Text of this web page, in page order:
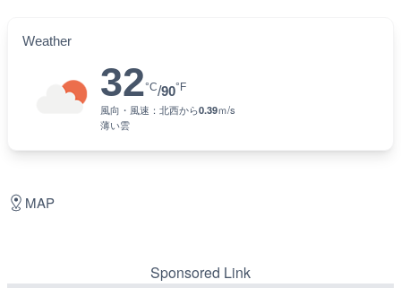
Weather
32°C/90°F
風向・風速： 北西から0.39ｍ/s
薄い雲
MAP
Sponsored Link